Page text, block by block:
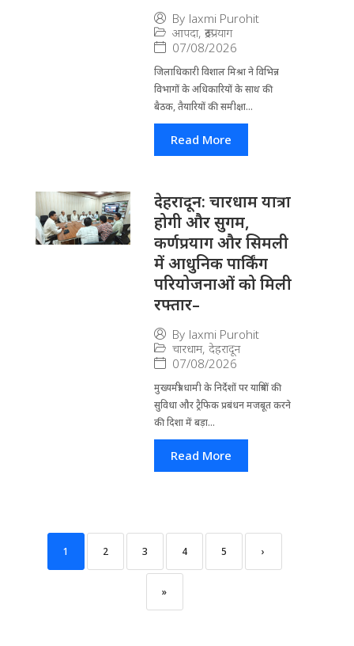
By laxmi Purohit
आपदा, रूद्रप्रयाग
07/08/2026
जिला​धिकारी विशाल मिश्रा ने वि​भिन्न
विभागों के अ​धिकारियों के साथ की
बैठक, तैयारियों की समीक्षा...
Read More
देहरादून: चारधाम यात्रा
होगी और सुगम,
कर्णप्रयाग और सिमली
में आधुनिक पार्किंग
परियोजनाओं को मिली
रफ्तार–
By laxmi Purohit
चारधाम, देहरादून
07/08/2026
मुख्यमंत्री धामी के निर्देशों पर यात्रियों की
सुविधा और ट्रैफिक प्रबंधन मजबूत करने
की दिशा में बड़ा...
Read More
1 2 3 4 5 ›
»